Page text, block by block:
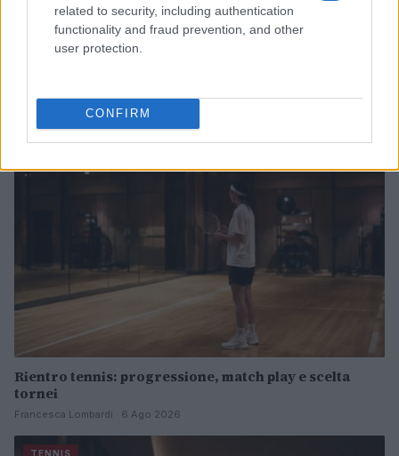
related to security, including authentication
functionality and fraud prevention, and other
user protection.
CONFIRM
TENNIS
Rientro tennis: progressione, match play e scelta
tornei
Francesca Lombardi · 6 Ago 2026
TENNIS